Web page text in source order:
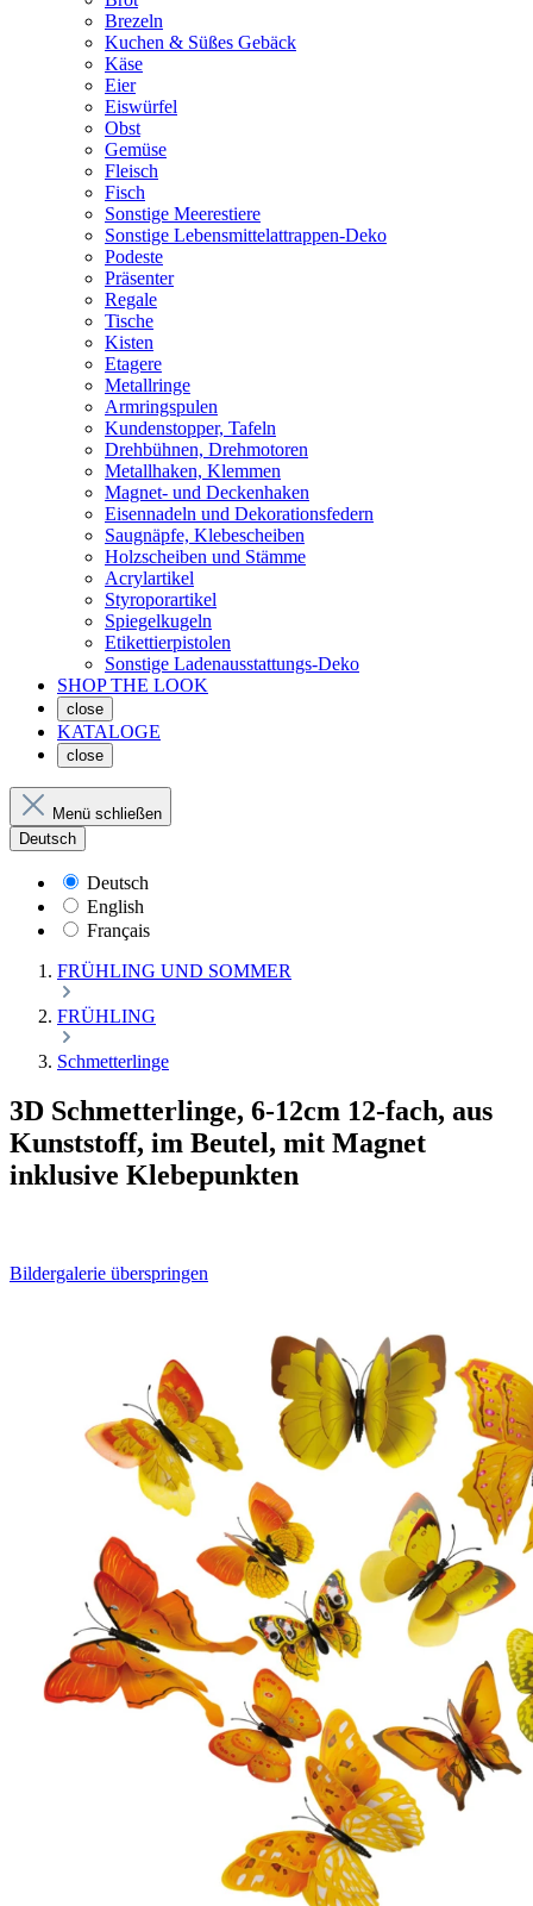
Brezeln
Kuchen & Süßes Gebäck
Käse
Eier
Eiswürfel
Obst
Gemüse
Fleisch
Fisch
Sonstige Meerestiere
Sonstige Lebensmittelattrappen-Deko
Podeste
Präsenter
Regale
Tische
Kisten
Etagere
Metallringe
Armringspulen
Kundenstopper, Tafeln
Drehbühnen, Drehmotoren
Metallhaken, Klemmen
Magnet- und Deckenhaken
Eisennadeln und Dekorationsfedern
Saugnäpfe, Klebescheiben
Holzscheiben und Stämme
Acrylartikel
Styroporartikel
Spiegelkugeln
Etikettierpistolen
Sonstige Ladenausstattungs-Deko
SHOP THE LOOK
close
KATALOGE
close
Menü schließen
Deutsch
Deutsch
English
Français
FRÜHLING UND SOMMER
FRÜHLING
Schmetterlinge
3D Schmetterlinge, 6-12cm 12-fach, aus
Kunststoff, im Beutel, mit Magnet
inklusive Klebepunkten
Bildergalerie überspringen